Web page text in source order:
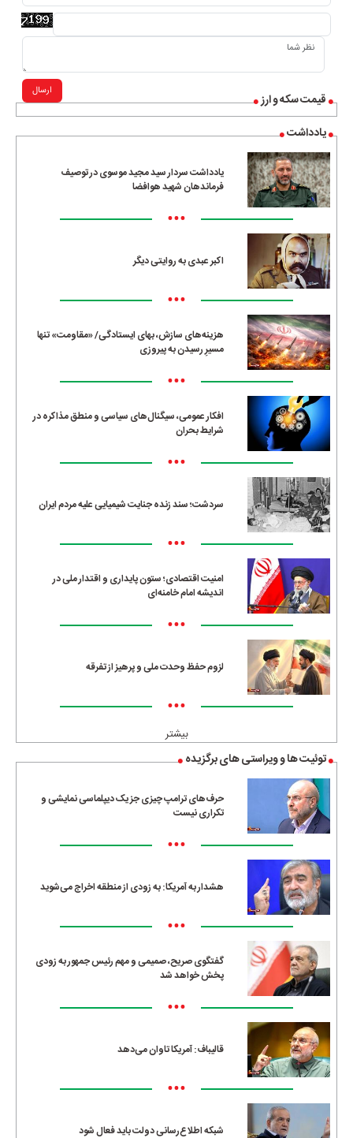
قیمت سکه و ارز
یادداشت
یادداشت سردار سید مجید موسوی در توصیف
فرماندهان شهید هوافضا
•••
اکبر عبدی به روایتی دیگر
•••
هزینه‌های سازش، بهای ایستادگی/ «مقاومت» تنها
مسیرِ رسیدن به پیروزی
•••
افکار عمومی، سیگنال‌های سیاسی و منطق مذاکره در
شرایط بحران
•••
سردشت؛ سند زنده جنایت شیمیایی علیه مردم ایران
•••
امنیت اقتصادی؛ ستون پایداری و اقتدار ملی در
اندیشه امام خامنه‌ای
•••
لزوم حفظ وحدت ملی و پرهیز از تفرقه
•••
بیشتر
توئیت ها و ویراستی های برگزیده
حرف‌های ترامپ چیزی جز یک دیپلماسی نمایشی و
تکراری نیست
•••
هشدار به آمریکا: به زودی از منطقه اخراج می‌شوید
•••
گفتگوی صریح، صمیمی و مهم رئیس جمهور به زودی
پخش خواهد شد
•••
قالیباف: آمریکا تاوان می‌دهد
•••
شبکه اطلاع‌رسانی دولت باید فعال شود
ارسال